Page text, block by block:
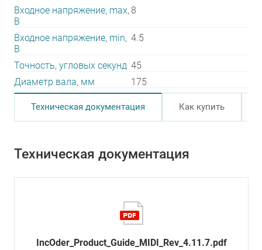
Входное напряжение, max,
В
8
Входное напряжение, min,
В
4.5
Точность, угловых секунд 45
Диаметр вала, мм
175
Техническая документация Как купить
Техническая документация
IncOder_Product_Guide_MIDI_Rev_4.11.7.pdf